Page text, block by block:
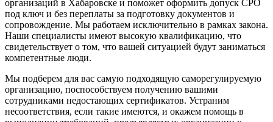
организаций в Хабаровске и поможет оформить допуск СРО
под ключ и без переплаты за подготовку документов и
сопровождение. Мы работаем исключительно в рамках закона.
Наши специалисты имеют высокую квалификацию, что
свидетельствует о том, что вашей ситуацией будут заниматься
компетентные люди.
Мы подберем для вас самую подходящую саморегулируемую
организацию, поспособствуем получению вашими
сотрудниками недостающих сертификатов. Устраним
несоответствия, если такие имеются, и окажем помощь в